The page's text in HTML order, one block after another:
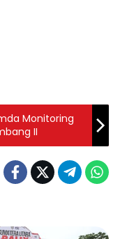
Monitoring
II